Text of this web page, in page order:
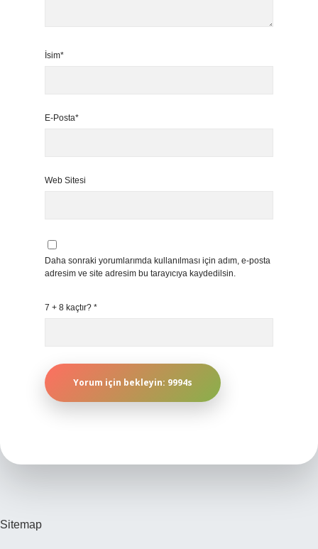
İsim*
E-Posta*
Web Sitesi
Daha sonraki yorumlarımda kullanılması için adım, e-posta
adresim ve site adresim bu tarayıcıya kaydedilsin.
7 + 8 kaçtır? *
Sitemap